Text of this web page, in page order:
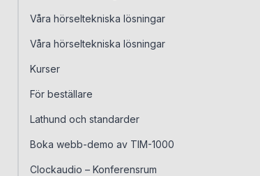
Våra hörseltekniska lösningar
Våra hörseltekniska lösningar
Kurser
För beställare
Lathund och standarder
Boka webb-demo av TIM-1000
Clockaudio – Konferensrum